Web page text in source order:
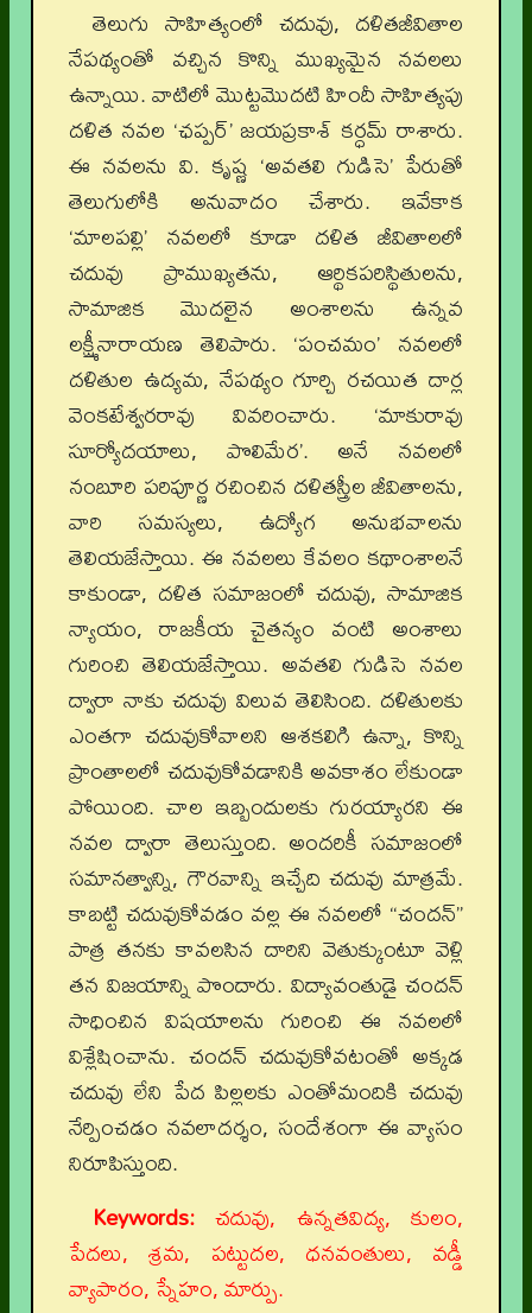
తెలుగు సాహిత్యంలో చదువు, దళితజీవితాల
నేపథ్యంతో వచ్చిన కొన్ని ముఖ్యమైన నవలలు
ఉన్నాయి. వాటిలో మొట్టమొదటి హిందీ సాహిత్యపు
దళిత నవల ‘ఛప్పర్’ జయప్రకాశ్ కర్ధమ్ రాశారు.
ఈ నవలను వి. కృష్ణ ‘అవతలి గుడిసె’ పేరుతో
తెలుగులోకి అనువాదం చేశారు. ఇవేకాక
‘మాలపల్లి’ నవలలో కూడా దళిత జీవితాలలో
చదువు ప్రాముఖ్యతను, ఆర్థికపరిస్థితులను,
సామాజిక మొదలైన అంశాలను ఉన్నవ
లక్ష్మీనారాయణ తెలిపారు. ‘పంచమం’ నవలలో
దళితుల ఉద్యమ, నేపథ్యం గూర్చి రచయిత దార్ల
వెంకటేశ్వరరావు వివరించారు. ‘మాకురావు
సూర్యోదయాలు, పొలిమేర’. అనే నవలలో
నంబూరి పరిపూర్ణ రచించిన దళితస్త్రీల జీవితాలను,
వారి సమస్యలు, ఉద్యోగ అనుభవాలను
తెలియజేస్తాయి. ఈ నవలలు కేవలం కథాంశాలనే
కాకుండా, దళిత సమాజంలో చదువు, సామాజిక
న్యాయం, రాజకీయ చైతన్యం వంటి అంశాలు
గురించి తెలియజేస్తాయి. అవతలి గుడిసె నవల
ద్వారా నాకు చదువు విలువ తెలిసింది. దళితులకు
ఎంతగా చదువుకోవాలని ఆశకలిగి ఉన్నా, కొన్ని
ప్రాంతాలలో చదువుకోవడానికి అవకాశం లేకుండా
పోయింది. చాల ఇబ్బందులకు గురయ్యారని ఈ
నవల ద్వారా తెలుస్తుంది. అందరికీ సమాజంలో
సమానత్వాన్ని, గౌరవాన్ని ఇచ్చేది చదువు మాత్రమే.
కాబట్టి చదువుకోవడం వల్ల ఈ నవలలో “చందన్”
పాత్ర తనకు కావలసిన దారిని వెతుక్కుంటూ వెళ్లి
తన విజయాన్ని పొందారు. విద్యావంతుడై చందన్
సాధించిన విషయాలను గురించి ఈ నవలలో
విశ్లేషించాను. చందన్ చదువుకోవటంతో అక్కడ
చదువు లేని పేద పిల్లలకు ఎంతోమందికి చదువు
నేర్పించడం నవలాదర్శం, సందేశంగా ఈ వ్యాసం
నిరూపిస్తుంది.
Keywords: చదువు, ఉన్నతవిద్య, కులం,
పేదలు, శ్రమ, పట్టుదల, ధనవంతులు, వడ్డీ
వ్యాపారం, స్నేహం, మార్పు.